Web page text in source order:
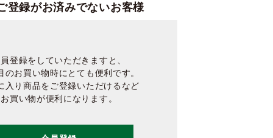
登録がお済みでないお客様
登録をしていただきますと、
のお買い物時にとても便利です。
入り商品をご登録いただけるなど
お買い物が便利になります。